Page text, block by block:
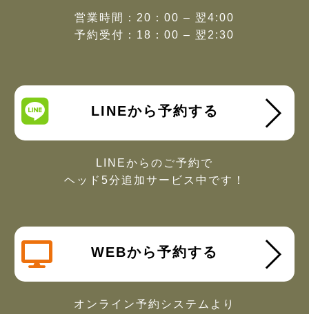
営業時間：20：00 – 翌4:00
予約受付：18：00 – 翌2:30
LINEから予約する
LINEからのご予約で
ヘッド5分追加サービス中です！
WEBから予約する
オンライン予約システムより